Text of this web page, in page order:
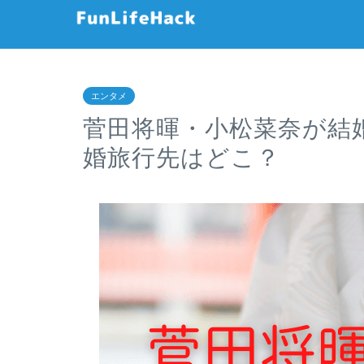
エンタメ
菅田将暉・小松菜奈が
婚旅行先はどこ？